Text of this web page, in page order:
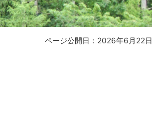
ページ公開日：2026年6月22日